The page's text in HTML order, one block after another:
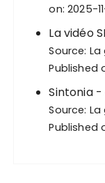
on: 2025-
La vidéo
Source:
Published
Sintonia
Source:
Published